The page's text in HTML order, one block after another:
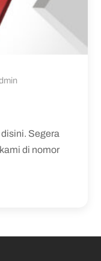
Segera
di nomor